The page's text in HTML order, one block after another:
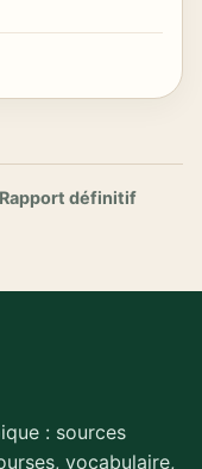
Rapport définitif
: sources
vocabulaire,